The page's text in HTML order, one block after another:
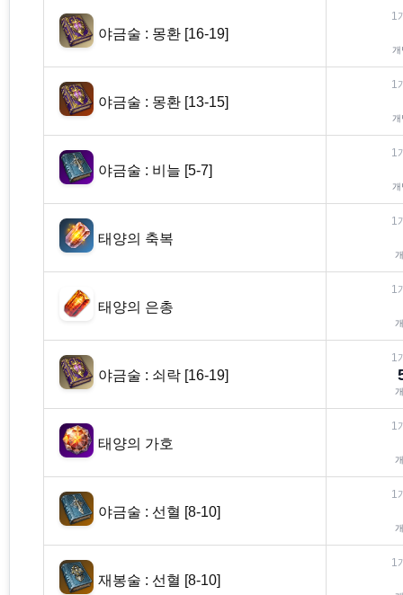
야금술 : 몽환 [16-19]
1
야금술 : 몽환 [13-15]
1
야금술 : 비늘 [5-7]
1
태양의 축복
1
태양의 은총
1
야금술 : 쇠락 [16-19]
1
태양의 가호
1
야금술 : 선혈 [8-10]
1
재봉술 : 선혈 [8-10]
1